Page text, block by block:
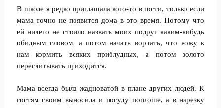
В школе я редко приглашала кого-то в гости, только если
мама точно не появится дома в это время. Потому что
ей ничего не стоило назвать моих подруг каким-нибудь
обидным словом, а потом начать ворчать, что вожу к
нам кормить всяких приблудных, а потом золото
пересчитывать приходится.
Мама всегда была жадноватой в плане других людей. К
гостям своим выносила и посуду поплоше, а в нарезку